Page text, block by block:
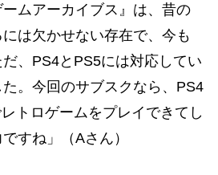
ムアーカイブス』は、昔の
は欠かせない存在で、今も
、PS4とPS5には対応してい
。今回のサブスクなら、PS4
トロゲームをプレイできてし
すね」（Aさん）